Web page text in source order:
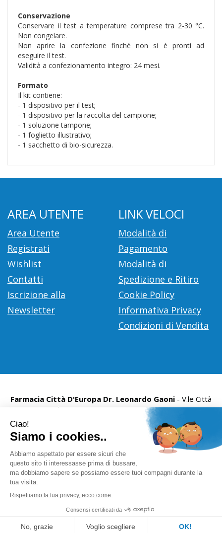
Conservazione
Conservare il test a temperature comprese tra 2-30 °C.
Non congelare.
Non aprire la confezione finché non si è pronti ad
eseguire il test.
Validità a confezionamento integro: 24 mesi.
Formato
Il kit contiene:
- 1 dispositivo per il test;
- 1 dispositivo per la raccolta del campione;
- 1 soluzione tampone;
- 1 foglietto illustrativo;
- 1 sacchetto di bio-sicurezza.
AREA UTENTE
Area Utente
Registrati
Wishlist
Contatti
Iscrizione alla
Newsletter
LINK VELOCI
Modalità di
Pagamento
Modalità di
Spedizione e Ritiro
Cookie Policy
Informativa Privacy
Condizioni di Vendita
Farmacia Città D'Europa Dr. Leonardo Gaoni - V.le Città
d'Europa, 700 00144 Roma (RM)
info@farmace.it
| P.Iva: 09281581000 |
Numero R.E.A.: 1176469
Powered byPrenofa